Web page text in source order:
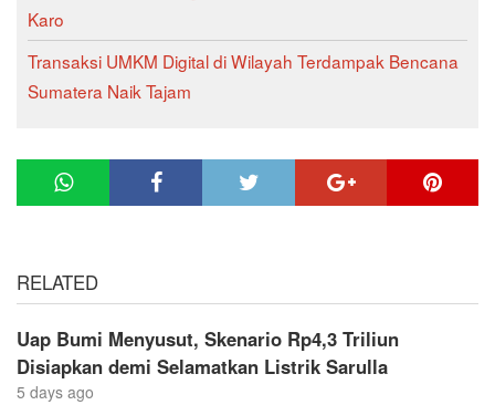
Karo
Transaksi UMKM Digital di Wilayah Terdampak Bencana
Sumatera Naik Tajam
RELATED
Uap Bumi Menyusut, Skenario Rp4,3 Triliun
Disiapkan demi Selamatkan Listrik Sarulla
5 days ago